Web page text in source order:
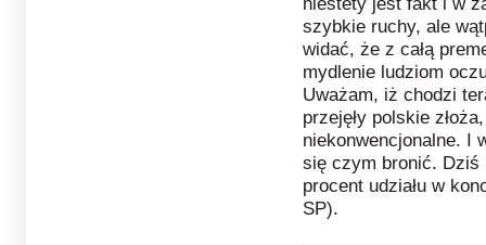
szybkie ruchy, ale
widać, że z całą
mydlenie ludziom
Uważam, iż chodzi
przejęły polskie
niekonwencjonalne. I
się czym bronić. Dziś
procent udziału w
SP).